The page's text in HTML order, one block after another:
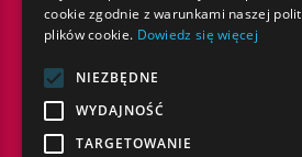
SKONTAKTUJ SIĘ Z
cookie zgodnie z warunkami naszej
plików cookie. Dowiedz się więcej
NIEZBĘDNE
WYDAJNOŚĆ
TARGETOWANIE